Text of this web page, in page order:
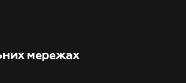
мережах